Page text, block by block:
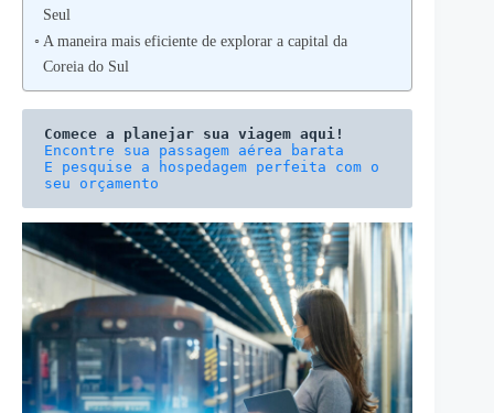
Seul
A maneira mais eficiente de explorar a capital da
Coreia do Sul
Comece a planejar sua viagem aqui!
E pesquise a hospedagem perfeita com o
seu orçamento